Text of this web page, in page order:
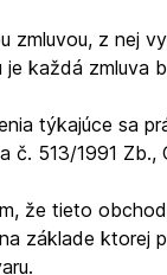
zmluvou, z nej
každá zmluva
týkajúce sa
č. 513/1991
že tieto
základe ktorej